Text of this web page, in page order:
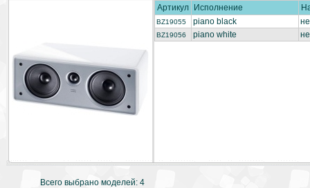
Артикул
Исполнение
BZ19055 piano black
BZ19056 piano white
Всего выбрано моделей: 4